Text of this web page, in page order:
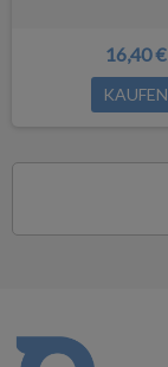
16,40 €
KAUFEN